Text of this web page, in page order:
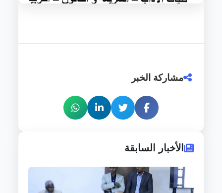
مشاركة الخبر
الأخبار السابقة